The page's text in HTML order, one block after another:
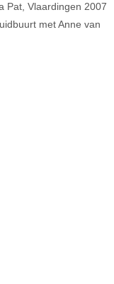
Pat, Vlaardingen 2007
met Anne van